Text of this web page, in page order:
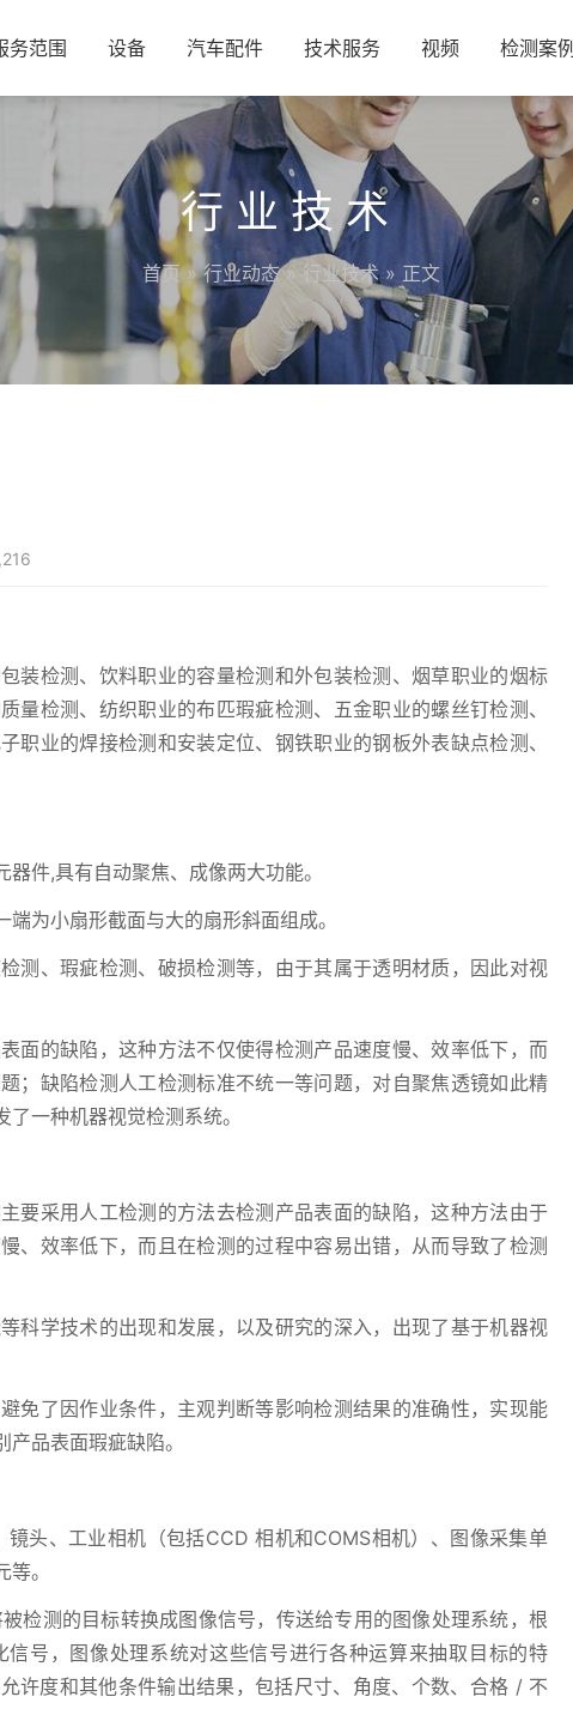
务范围 设备 汽车配件 技术服务 视频 检测案例
行业技术
首页 »行业动态»行业技术» 正文
装检测、饮料职业的容量检测和外包装检测、烟草职业的烟标
量检测、纺织职业的布匹瑕疵检测、五金职业的螺丝钉检测、
职业的焊接检测和安装定位、钢铁职业的钢板外表缺点检测、
件,具有自动聚焦、成像两大功能。
为小扇形截面与大的扇形斜面组成。
测、瑕疵检测、破损检测等，由于其属于透明材质，因此对视
面的缺陷，这种方法不仅使得检测产品速度慢、效率低下，而
；缺陷检测人工检测标准不统一等问题，对自聚焦透镜如此精
一种机器视觉检测系统。
要采用人工检测的方法去检测产品表面的缺陷，这种方法由于
、效率低下，而且在检测的过程中容易出错，从而导致了检测
科学技术的出现和发展，以及研究的深入，出现了基于机器视
免了因作业条件，主观判断等影响检测结果的准确性，实现能
品表面瑕疵缺陷。
头、工业相机（包括CCD 相机和COMS相机）、图像采集单
。
检测的目标转换成图像信号，传送给专用的图像处理系统，根
号，图像处理系统对这些信号进行各种运算来抽取目标的特
许度和其他条件输出结果，包括尺寸、角度、个数、合格 / 不